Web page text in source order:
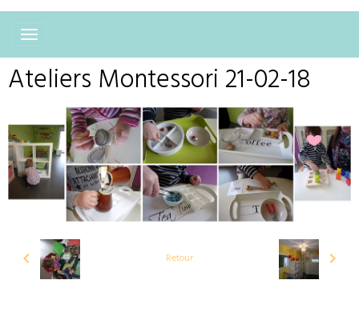
Ateliers Montessori 21-02-18
Retour